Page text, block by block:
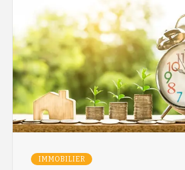
IMMOBILIER